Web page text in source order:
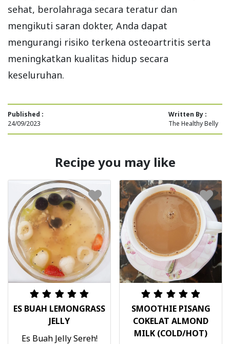
sehat, berolahraga secara teratur dan
mengikuti saran dokter, Anda dapat
mengurangi risiko terkena osteoartritis serta
meningkatkan kualitas hidup secara
keseluruhan.
Published :
24/09/2023
Written By :
The Healthy Belly
Recipe you may like
ES BUAH LEMONGRASS
JELLY
Es Buah Jelly Sereh!
SMOOTHIE PISANG
COKELAT ALMOND
MILK (COLD/HOT)